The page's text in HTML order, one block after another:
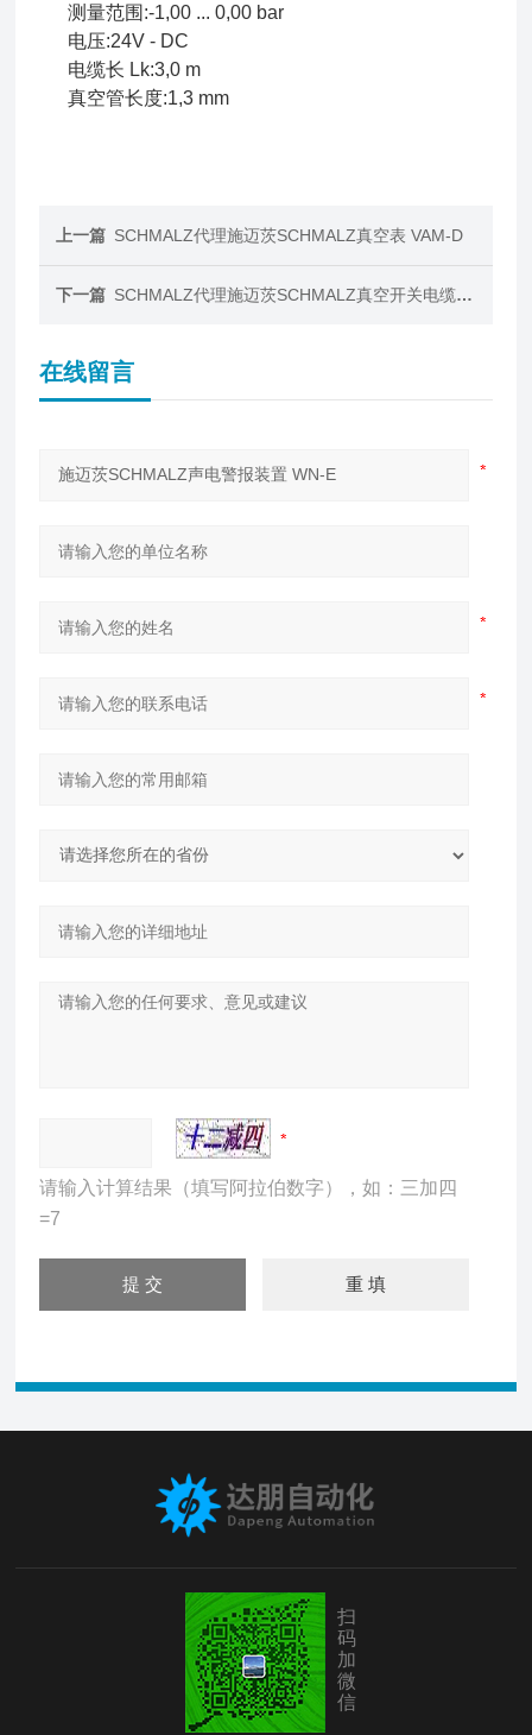
测量范围:-1,00 ... 0,00 bar
电压:24V - DC
电缆长 Lk:3,0 m
真空管长度:1,3 mm
上一篇 SCHMALZ代理施迈茨SCHMALZ真空表 VAM-D
下一篇 SCHMALZ代理施迈茨SCHMALZ真空开关电缆及插头
在线留言
请输入计算结果（填写阿拉伯数字），如：三加四
=7
扫
码
加
微
信